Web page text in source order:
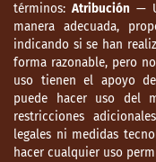
términos: Atribución —
manera adecuada,
indicando si se han
forma razonable, pero
uso tienen el apoyo
puede hacer uso del
restricciones
legales ni medidas
hacer cualquier uso